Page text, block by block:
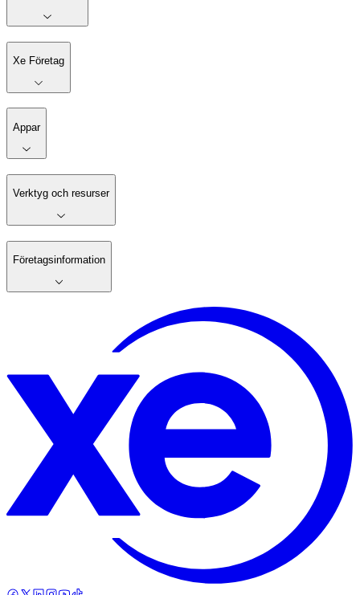
Xe Företag
Appar
Verktyg och resurser
Företagsinformation